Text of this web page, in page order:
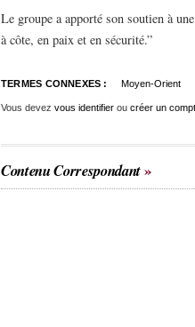
Le groupe a apporté son soutien à
à côte, en paix et en sécurité.”
TERMES CONNEXES : Moyen-Orient
Vous devez vous identifier ou créer un
Contenu Correspondant